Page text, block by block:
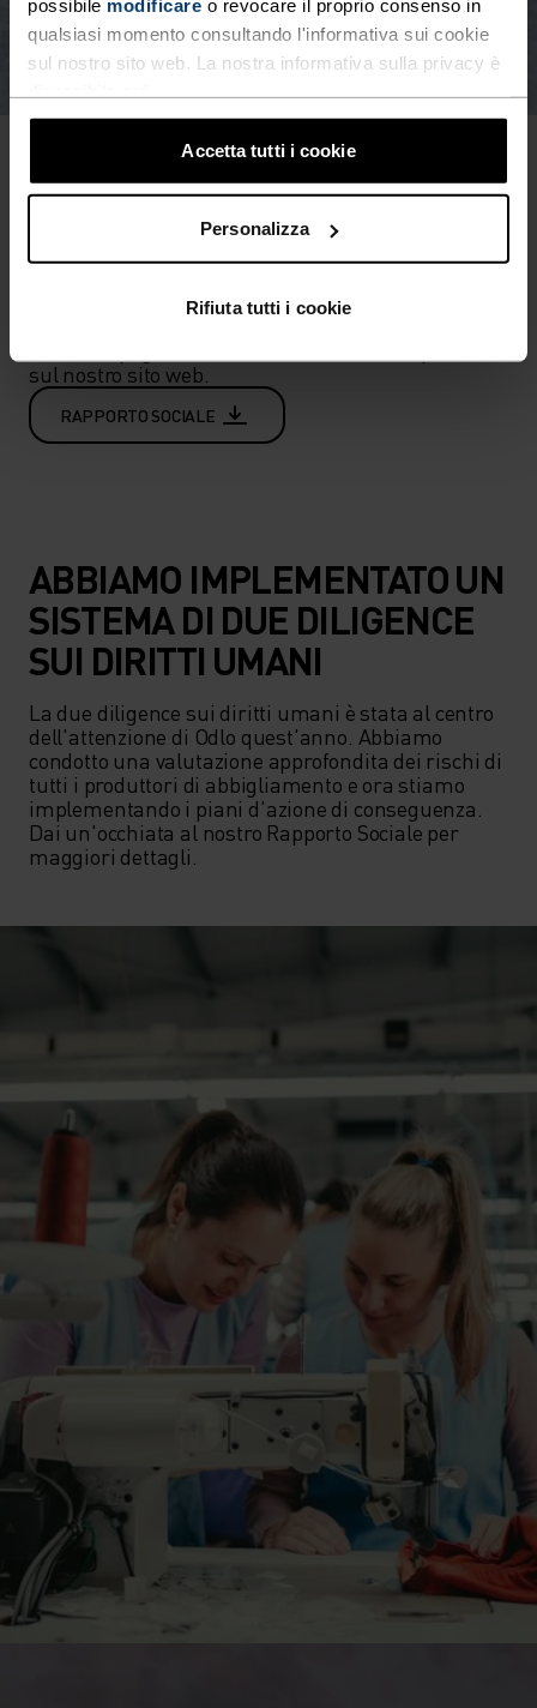
possibile modificare o revocare il proprio consenso in
qualsiasi momento consultando l'informativa sui cookie
sul nostro sito web. La nostra informativa sulla privacy è
Accetta tutti i cookie
Personalizza
Rifiuta tutti i cookie
ABBIAMO PUBBLICATO IL
NOSTRO PRIMO RAPPORTO
SOCIALE DAL 2021
sul nostro sito web.
RAPPORTO SOCIALE
ABBIAMO IMPLEMENTATO UN
SISTEMA DI DUE DILIGENCE
SUI DIRITTI UMANI
La due diligence sui diritti umani è stata al centro
dell'attenzione di Odlo quest'anno. Abbiamo
condotto una valutazione approfondita dei rischi di
tutti i produttori di abbigliamento e ora stiamo
implementando i piani d'azione di conseguenza.
Dai un'occhiata al nostro Rapporto Sociale per
maggiori dettagli.